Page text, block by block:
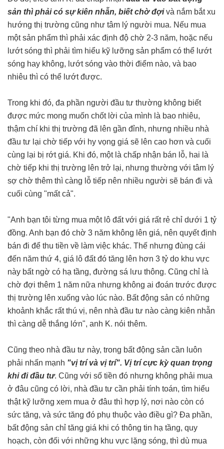
sản thì phải có sự kiên nhẫn, biết chờ đợivà nắm bắt xu
hướng thị trường cũng như tâm lý người mua. Nếu mua
một sản phẩm thì phải xác định độ chờ 2-3 năm, hoặc nếu
lướt sóng thì phải tìm hiểu kỹ lưỡng sản phẩm có thể lướt
sóng hay không, lướt sóng vào thời điểm nào, và bao
nhiêu thì có thể lướt được.
Trong khi đó, đa phần người đầu tư thường không biết
được mức mong muốn chốt lời của mình là bao nhiêu,
thậm chí khi thị trường đã lên gần đỉnh, nhưng nhiều nhà
đầu tư lại chờ tiếp với hy vọng giá sẽ lên cao hơn và cuối
cùng lại bị rớt giá. Khi đó, một là chấp nhận bán lỗ, hai là
chờ tiếp khi thị trường lên trở lại, nhưng thường với tâm lý
sợ chờ thêm thì càng lỗ tiếp nên nhiều người sẽ bán đi và
cuối cùng "mất cả".
"Anh bạn tôi từng mua một lô đất với giá rất rẻ chỉ dưới 1 tỷ
đồng. Anh bạn đó chờ 3 năm không lên giá, nên quyết định
bán đi để thu tiền về làm việc khác. Thế nhưng đùng cái
đến năm thứ 4, giá lô đất đó tăng lên hơn 3 tỷ do khu vực
này bất ngờ có hạ tầng, đường sá lưu thông. Cũng chỉ là
chờ đợi thêm 1 năm nữa nhưng không ai đoán trước được
thị trường lên xuống vào lúc nào. Bất động sản có những
khoảnh khắc rất thú vị, nên nhà đầu tư nào càng kiên nhẫn
thì càng dễ thắng lớn", anh K. nói thêm.
Cũng theo nhà đầu tư này, trong bất động sản cần luôn
phải nhấn mạnh "vị trí và vị trí". Vị trí cực kỳ quan trọng
khi đi đầu tư. Cũng với số tiền đó nhưng không phải mua
ở đâu cũng có lời, nhà đầu tư cần phải tính toán, tìm hiểu
thật kỹ lưỡng xem mua ở đâu thì hợp lý, nơi nào còn có
sức tăng, và sức tăng đó phụ thuộc vào điều gì? Đa phần,
bất động sản chỉ tăng giá khi có thông tin hạ tầng, quy
hoạch, còn đối với những khu vực lặng sóng, thì dù mua